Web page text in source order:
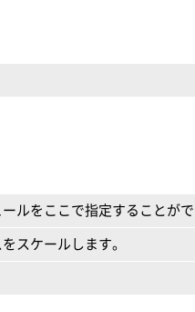
ルをここで指定することがで
スケールします。